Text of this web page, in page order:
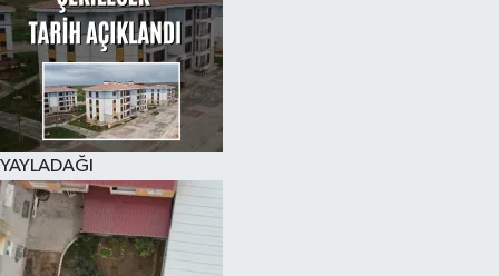
YAYLADAĞI